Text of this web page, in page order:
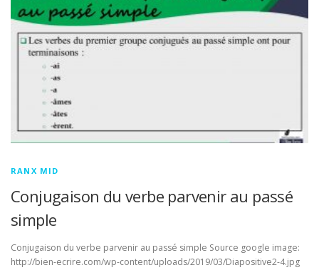
RANX MID
Conjugaison du verbe parvenir au passé
simple
Conjugaison du verbe parvenir au passé simple Source google image:
http://bien-ecrire.com/wp-content/uploads/2019/03/Diapositive2-4.jpg